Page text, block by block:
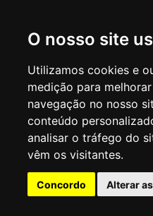
O nosso site
Utilizamos cookies e
medição para
navegação no nosso
conteúdo
analisar o tráfego do
vêm os visitantes.
Concordo Alterar
Rua Claudino Barbosa, 313 -
Central de